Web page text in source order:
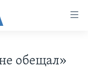
обещал»